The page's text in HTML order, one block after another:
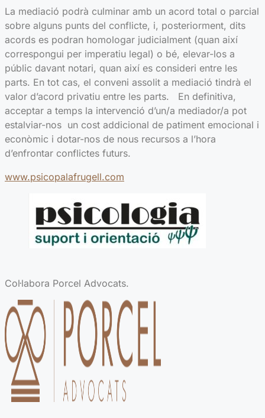
La mediació podrà culminar amb un acord total o parcial
sobre alguns punts del conflicte, i, posteriorment, dits
acords es podran homologar judicialment (quan així
correspongui per imperatiu legal) o bé, elevar-los a
públic davant notari, quan així es consideri entre les
parts. En tot cas, el conveni assolit a mediació tindrà el
valor d’acord privatiu entre les parts. En definitiva,
acceptar a temps la intervenció d’un/a mediador/a pot
estalviar-nos un cost addicional de patiment emocional i
econòmic i dotar-nos de nous recursos a l’hora
d’enfrontar conflictes futurs.
www.psicopalafrugell.com
Col·labora Porcel Advocats.